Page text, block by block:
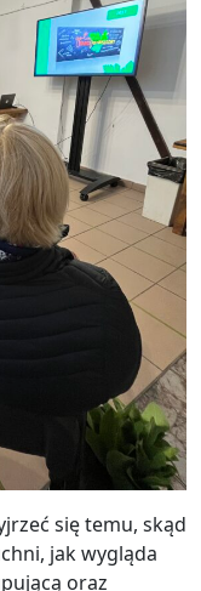
się temu, skąd
jak wygląda
oraz